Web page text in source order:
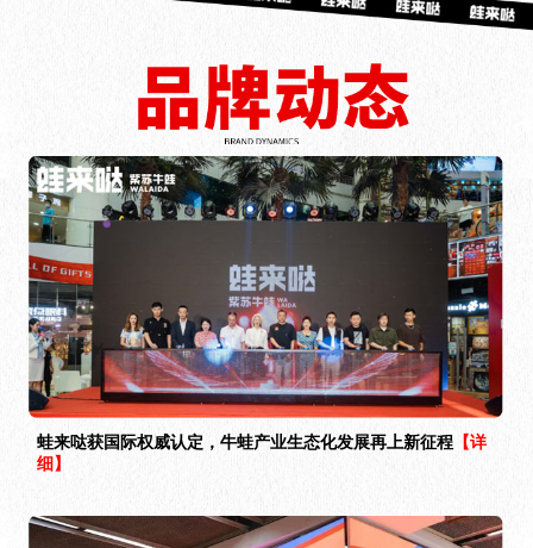
蛙来哒获国际权威认定，牛蛙产业生态化发展再上新征程 【详
细】